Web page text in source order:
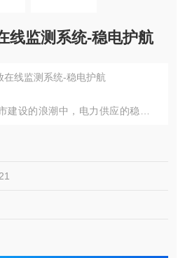
线监测系统-稳电护航
在线监测系统-稳电护航
建设的浪潮中，电力供应的稳定性
域等特定场景的差异化需求，一套
全维度监测网络，实现对配电设备